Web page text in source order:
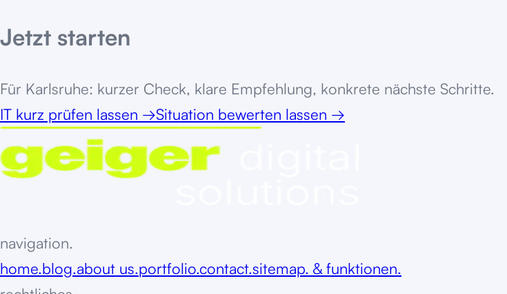
Jetzt starten
Für Karlsruhe: kurzer Check, klare Empfehlung, konkrete nächste Schritte.
IT kurz prüfen lassen →Situation bewerten lassen →
navigation.
home.blog.about us.portfolio.contact.sitemap. & funktionen.